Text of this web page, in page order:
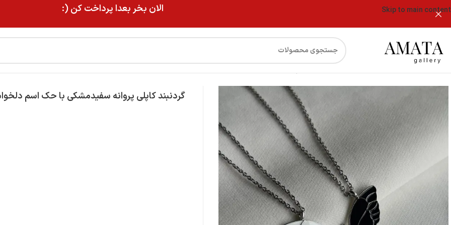
Skip to main content الان بخر بعدا پرداخت کن (:
گردنبند کاپلی پروانه سفیدمشکی با حک اسم